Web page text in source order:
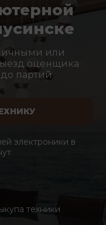
или
оценщика ·
партий
электроники в
техники